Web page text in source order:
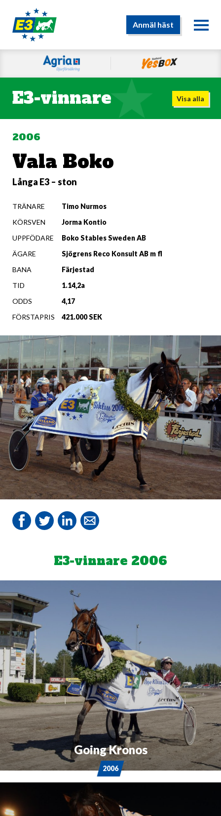
Anmäl häst
E3-vinnare Visa alla
2006
Vala Boko
Långa E3 – ston
TRÄNARE
Timo Nurmos
KÖRSVEN
Jorma Kontio
UPPFÖDARE
Boko Stables Sweden AB
ÄGARE
Sjögrens Reco Konsult AB m fl
BANA
Färjestad
TID
1.14,2a
ODDS
4,17
FÖRSTAPRIS
421.000 SEK
E3-vinnare 2006
2006
Going Kronos